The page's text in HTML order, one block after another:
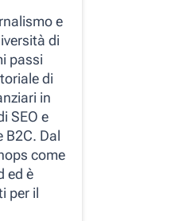
e
di
passi
di
in
SEO e
B2C. Dal
come
ed è
per il